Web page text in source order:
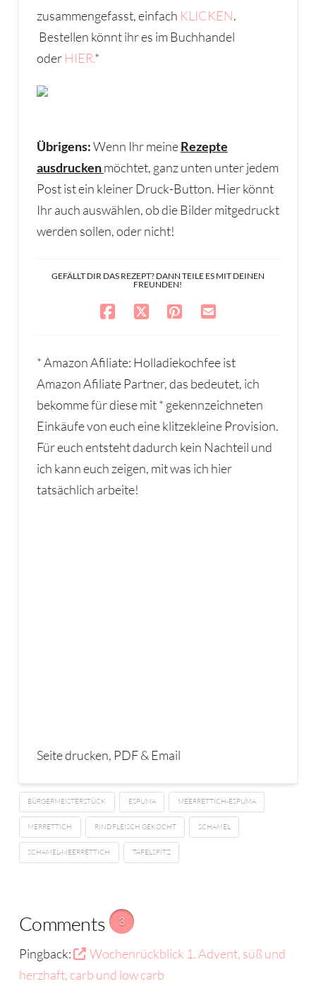
zusammengefasst, einfach KLICKEN.
Bestellen könnt ihr es im Buchhandel
oder HIER.*
Übrigens:Wenn Ihr meineRezepte
ausdruckenmöchtet, ganz unten unter jedem
Post ist ein kleiner Druck-Button. Hier könnt
Ihr auch auswählen, ob die Bilder mitgedruckt
werden sollen, oder nicht!
GEFÄLLT DIR DAS REZEPT? DANN TEILE ES MIT DEINEN
FREUNDEN!
* Amazon Afiliate: Holladiekochfee ist
Amazon Afiliate Partner, das bedeutet, ich
bekomme für diese mit * gekennzeichneten
Einkäufe von euch eine klitzekleine Provision.
Für euch entsteht dadurch kein Nachteil und
ich kann euch zeigen, mit was ich hier
tatsächlich arbeite!
Seite drucken, PDF & Email
BÜRGERMEISTERSTÜCK ESPUMA MEERRETTICH-ESPUMA
MERRETTICH RINDFLEISCH GEKOCHT SCHAMEL
SCHAMEL-MEERRETTICH TAFELSPITZ
Comments 3
Pingback:
Wochenrückblick 1. Advent, süß und
herzhaft, carb und low carb